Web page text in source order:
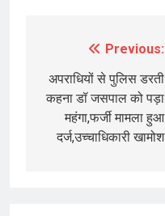
navigation
Previous:
अपराधियों से पुलिस डरती
कहना डॉ जसपाल को पड़ा
महंगा,फर्जी मामला हुआ
दर्ज,उच्चाधिकारी खामोश